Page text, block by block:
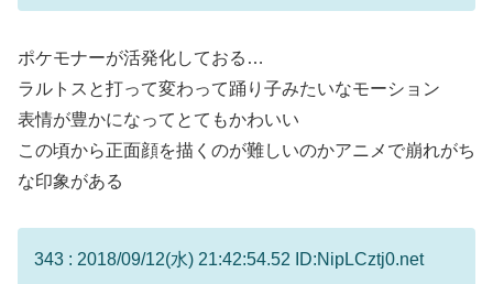
ポケモナーが活発化しておる…
ラルトスと打って変わって踊り子みたいなモーション
表情が豊かになってとてもかわいい
この頃から正面顔を描くのが難しいのかアニメで崩れがち
な印象がある
343 : 2018/09/12(水) 21:42:54.52 ID:NipLCztj0.net